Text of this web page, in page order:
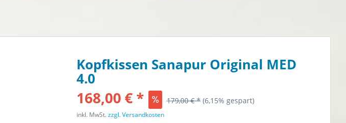
Kopfkissen Sanapur Original MED
4.0
168,00 € * 179,00 € * (6,15% gespart)
inkl. MwSt.zzgl. Versandkosten